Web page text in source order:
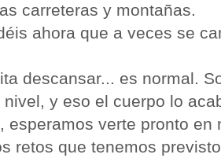
carreteras y montañas.
ahora que a veces se
descansar... es normal.
nivel, y eso el cuerpo lo
esperamos verte pronto
retos que tenemos